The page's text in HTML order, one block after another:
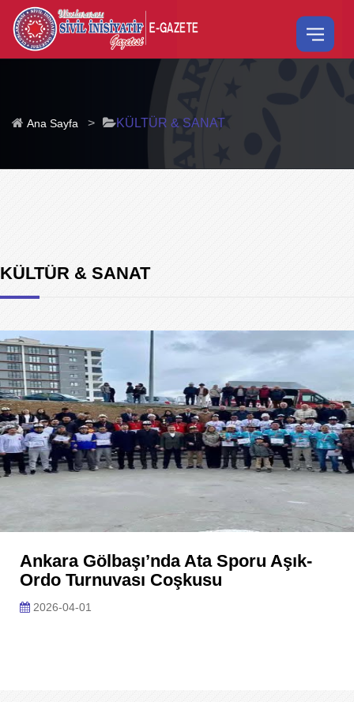
Ana Sayfa > KÜLTÜR & SANAT
KÜLTÜR & SANAT
Ankara Gölbaşı’nda Ata Sporu Aşık-
Ordo Turnuvası Coşkusu
2026-04-01